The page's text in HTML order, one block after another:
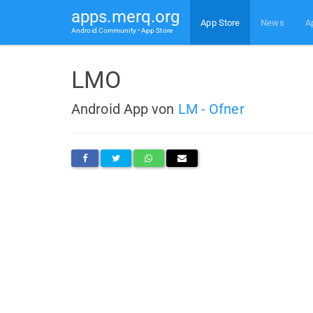
apps.merq.org
Android Community • App Store
App Store News
LMO
Android App von LM - Ofner